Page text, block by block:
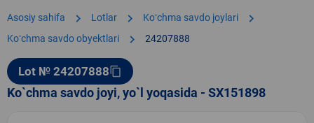
Asosiy sahifa chevron_right Lotlar chevron_right Koʻchma savdo joylari chevron_right
Koʻchma savdo obyektlari chevron_right 24207888
Lot № 24207888content_copy
Ko`chma savdo joyi, yo`l yoqasida - SX151898